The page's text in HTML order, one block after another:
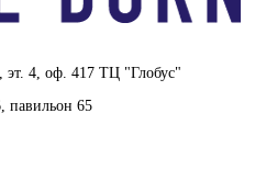
эт. 4, оф. 417 ТЦ "Глобус"
павильон 65